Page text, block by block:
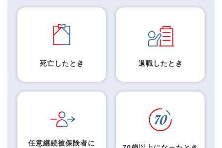
死亡したとき 退職したとき
任意継続被保険者に